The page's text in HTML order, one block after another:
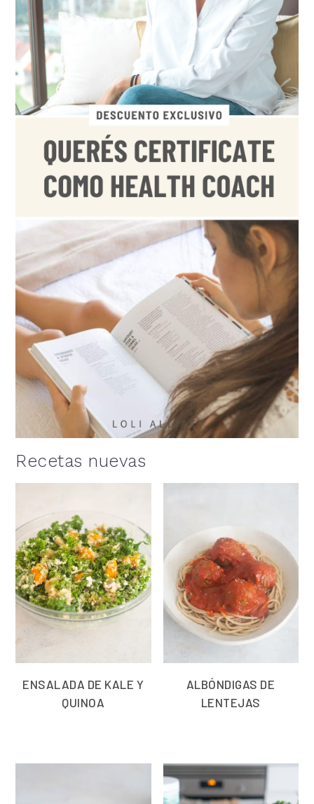
Recetas nuevas
ENSALADA DE KALE Y
QUINOA
ALBÓNDIGAS DE
LENTEJAS